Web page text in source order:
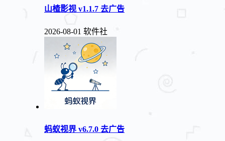
山楂影视 v1.1.7 去广告
2026-08-01 软件社
蚂蚁视界 v6.7.0 去广告